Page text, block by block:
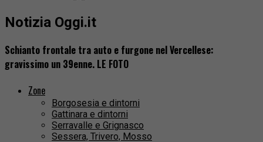
Notizia Oggi.it
Schianto frontale tra auto e furgone nel Vercellese:
gravissimo un 39enne. LE FOTO
Zone
Borgosesia e dintorni
Gattinara e dintorni
Serravalle e Grignasco
Sessera, Trivero, Mosso